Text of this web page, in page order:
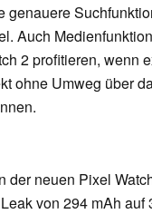
genauere
Auch
2 profitieren, wenn
ohne Umweg über
der neuen Pixel
von 294 mAh auf